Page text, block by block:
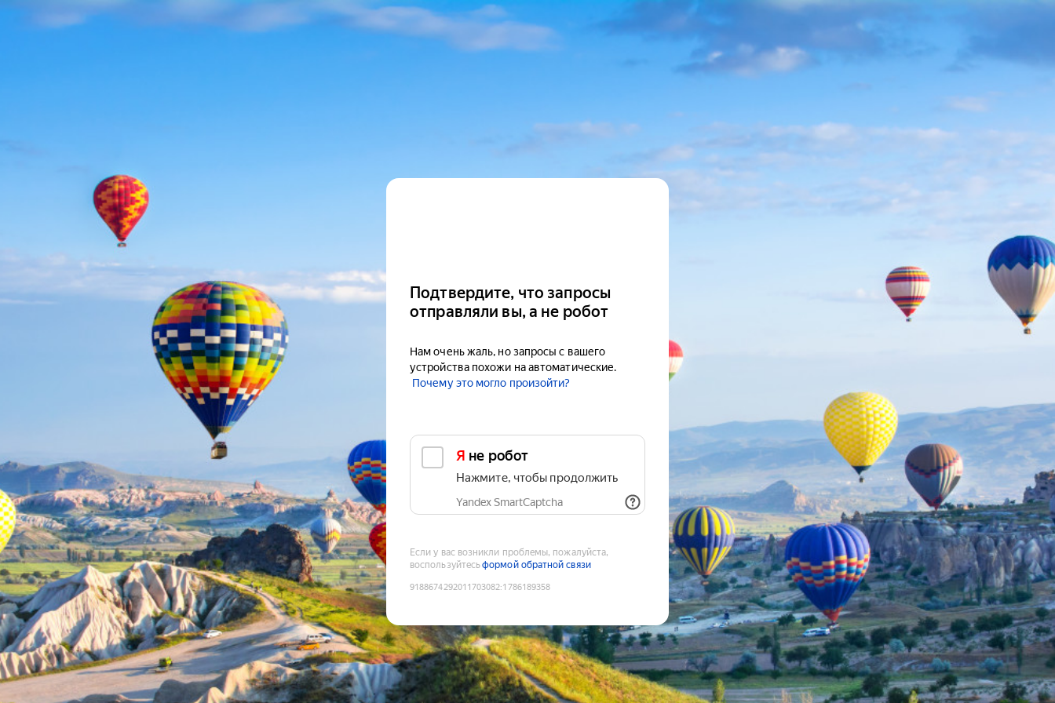
Подтвердите, что запросы
отправляли вы, а не робот
Нам очень жаль, но запросы с вашего
устройства похожи на автоматические.
Почему это могло произойти?
Я не робот
Нажмите, чтобы продолжить
Yandex SmartCaptcha
Если у вас возникли проблемы, пожалуйста,
воспользуйтесьформой обратной связи
9188674292011703082:1786189358